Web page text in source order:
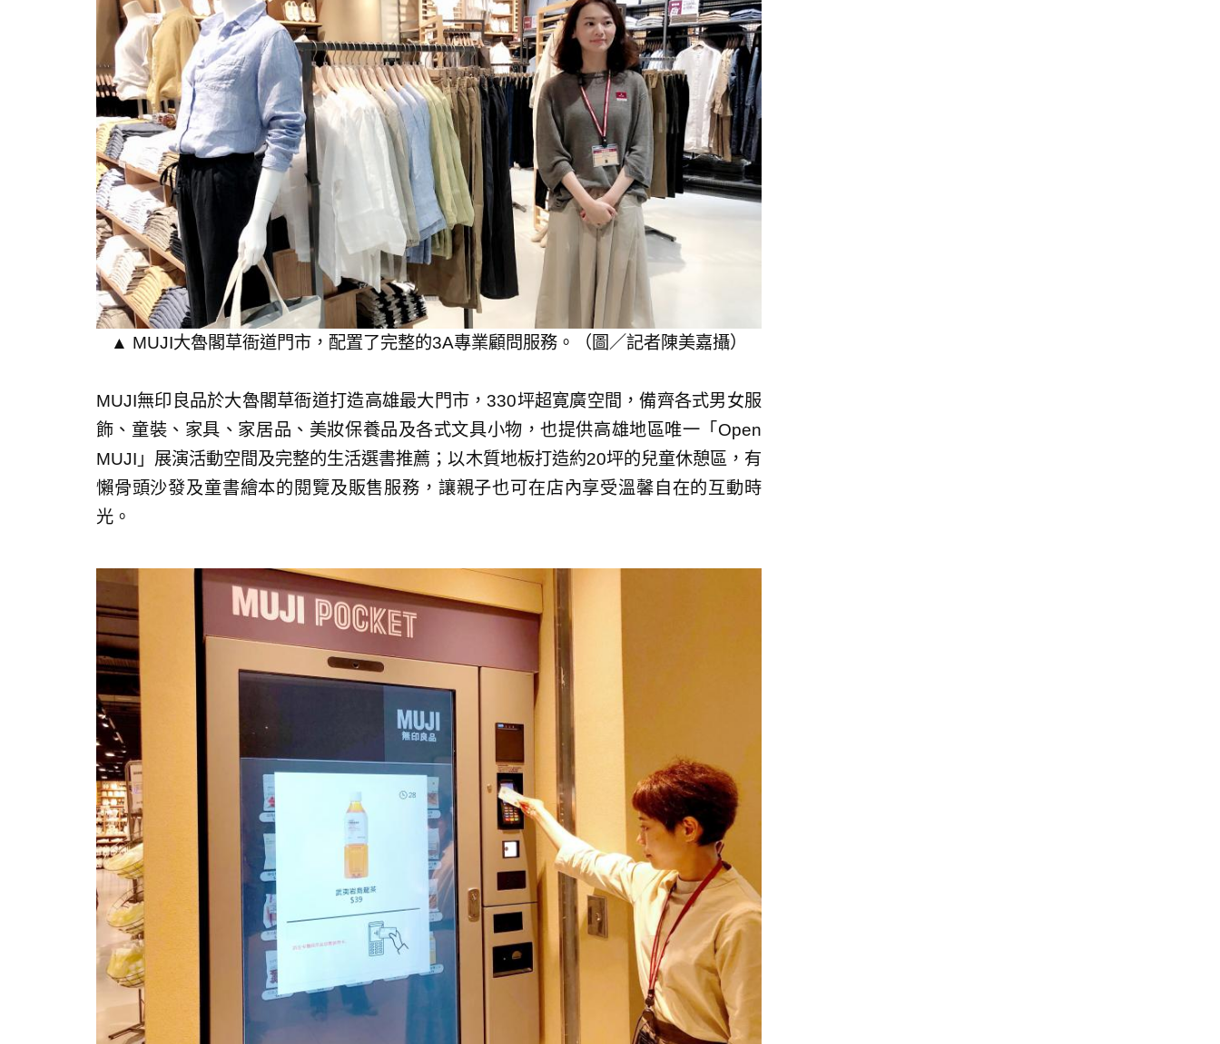
▲ MUJI大魯閣草衙道門市，配置了完整的3A專業顧問服務。（圖／記者陳美嘉攝）
MUJI無印良品於大魯閣草衙道打造高雄最大門市，330坪超寛廣空間，備齊各式男女服
飾、童裝、家具、家居品、美妝保養品及各式文具小物，也提供高雄地區唯一「Open
MUJI」展演活動空間及完整的生活選書推薦；以木質地板打造約20坪的兒童休憩區，有
懶骨頭沙發及童書繪本的閱覽及販售服務，讓親子也可在店內享受溫馨自在的互動時
光。